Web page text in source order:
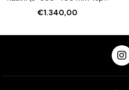
Kapasiteli)
€1.340,00